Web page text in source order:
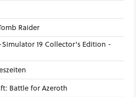
Raider
19 Collector's Edition -
Battle for Azeroth